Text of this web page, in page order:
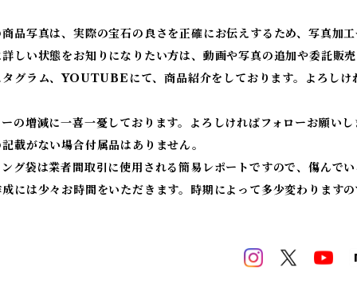
品写真は、実際の宝石の良さを正確にお伝えするため、写真加
しい状態をお知りになりたい方は、動画や写真の追加や委託販
タグラム、YOUTUBEにて、商品紹介をしております。よろしけ
の増減に一喜一憂しております。よろしければフォローお願い
載がない場合付属品はありません。
グ袋は業者間取引に使用される簡易レポートですので、傷んで
には少々お時間をいただきます。時期によって多少変わります